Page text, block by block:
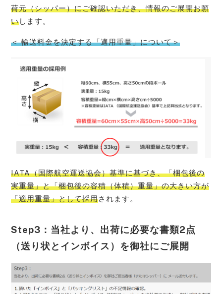
荷元（シッパー）にご確認いただき、情報のご展開お願
いします。
＜ 輸送料金を決定する「適用重量」について＞
IATA（国際航空運送協会）基準に基づき、「梱包後の
実重量」と「梱包後の容積（体積）重量」の大きい方が
「適用重量」として採用されます。
Step3：当社より、出荷に必要な書類2点
（送り状とインボイス）を御社にご展開